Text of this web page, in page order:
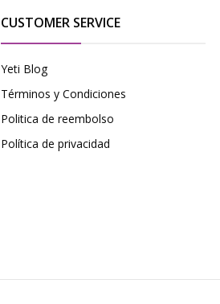
CUSTOMER SERVICE
Yeti Blog
Términos y Condiciones
Politica de reembolso
Política de privacidad